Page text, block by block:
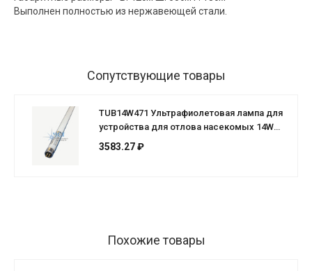
Выполнен полностью из нержавеющей стали.
Сопутствующие товары
TUB14W471 Ультрафиолетовая лампа для
устройства для отлова насекомых 14W
21"
3583.27 ₽
Похожие товары